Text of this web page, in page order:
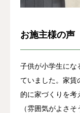
お施主様の声
子供が小学生にな
ていました。家賃
的に家づくりを考
（雰囲気がよさ